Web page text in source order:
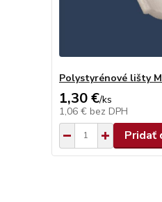
Polystyrénové lišty
1,30 €/ks
1,06 € bez DPH
Pridať